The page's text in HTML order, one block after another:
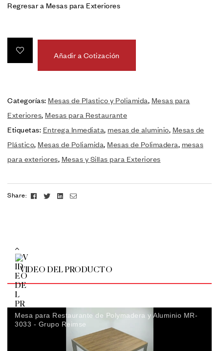
Regresar a Mesas para Exteriores
Añadir a Cotización
Categorías: Mesas de Plastico y Poliamida, Mesas para
Exteriores, Mesas para Restaurante
Etiquetas: Entrega Inmediata, mesas de aluminio, Mesas de
Plástico, Mesas de Poliamida, Mesas de Polimadera, mesas
para exteriores, Mesas y Sillas para Exteriores
Share: FacebookTwitterLinkedin
Email
VIDEO DEL PRODUCTO
Mesa para Restaurante de Polymadera y Aluminio MR-
3033 - Grupo Reimse